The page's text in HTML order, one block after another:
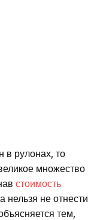
в рулонах, то
множество
стоимость
не отнести
тем,